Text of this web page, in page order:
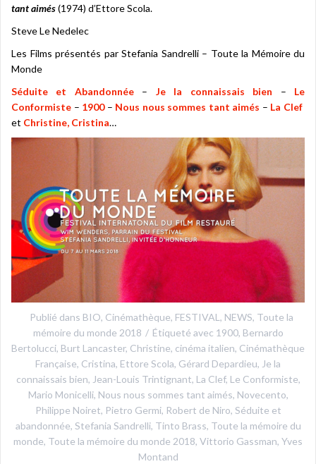
tant aimés(1974) d’Ettore Scola.
Steve Le Nedelec
Les Films présentés par Stefania Sandrelli – Toute la Mémoire du
Monde
Séduite et Abandonnée– Je la connaissais bien – Le
Conformiste – 1900– Nous nous sommes tant aimés – La Clef
et Christine, Cristina…
Publié dans BIO, Cinémathèque, FESTIVAL , NEWS, Toute la
mémoire du monde 2018
Étiqueté avec 1900, Bernardo
Bertolucci, Burt Lancaster, Christine, cinéma italien, Cinémathèque
Française, Cristina, Ettore Scola, Gérard Depardieu, Je la
connaissais bien, Jean-Louis Trintignant, La Clef, Le Conformiste,
Mario Monicelli, Nous nous sommes tant aimés, Novecento,
Philippe Noiret, Pietro Germi, Robert de Niro, Séduite et
abandonnée, Stefania Sandrelli, Tinto Brass, Toute la mémoire du
monde, Toute la mémoire du monde 2018, Vittorio Gassman, Yves
Montand